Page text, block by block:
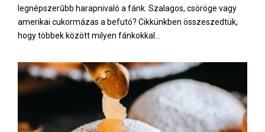
Nlegnépszerűbb harapnivaló a fánk. Szalagos, csöröge vagy
amerikai cukormázas a befutó? Cikkünkben összeszedtük,
hogy többek között milyen fánkokkal...